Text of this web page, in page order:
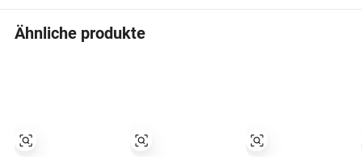
Ähnliche produkte